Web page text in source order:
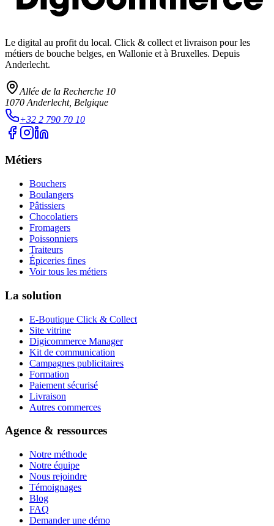
Le digital au profit du local. Click & collect et livraison pour les
métiers de bouche belges, en Wallonie et à Bruxelles. Depuis
Anderlecht.
Allée de la Recherche 10
1070 Anderlecht, Belgique
+32 2 790 70 10
Métiers
Bouchers
Boulangers
Pâtissiers
Chocolatiers
Fromagers
Poissonniers
Traiteurs
Épiceries fines
Voir tous les métiers
La solution
E-Boutique Click & Collect
Site vitrine
Digicommerce Manager
Kit de communication
Campagnes publicitaires
Formation
Paiement sécurisé
Livraison
Autres commerces
Agence & ressources
Notre méthode
Notre équipe
Nous rejoindre
Témoignages
Blog
FAQ
Demander une démo